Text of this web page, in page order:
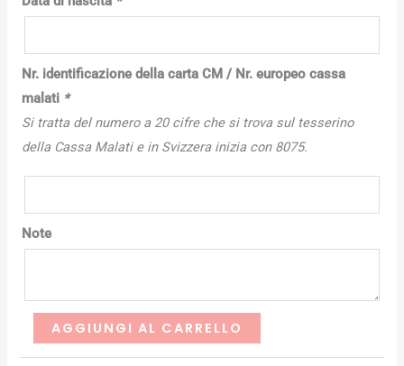
Nr. identificazione della carta CM / Nr. europeo cassa
malati *
Si tratta del numero a 20 cifre che si trova sul tesserino
della Cassa Malati e in Svizzera inizia con 8075.
Note
AGGIUNGI AL CARRELLO